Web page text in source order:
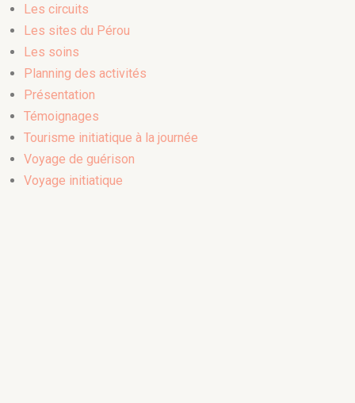
Les circuits
Les sites du Pérou
Les soins
Planning des activités
Présentation
Témoignages
Tourisme initiatique à la journée
Voyage de guérison
Voyage initiatique